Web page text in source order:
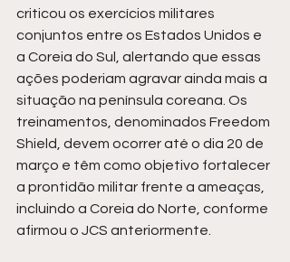
criticou os exercícios militares
conjuntos entre os Estados Unidos e
a Coreia do Sul, alertando que essas
ações poderiam agravar ainda mais a
situação na península coreana. Os
treinamentos, denominados Freedom
Shield, devem ocorrer até o dia 20 de
março e têm como objetivo fortalecer
a prontidão militar frente a ameaças,
incluindo a Coreia do Norte, conforme
afirmou o JCS anteriormente.